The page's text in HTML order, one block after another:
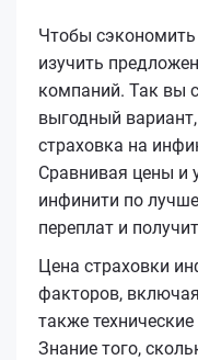
Чтобы
изучить
компаний. Так вы
выгодный
страховка на
Сравнивая цены и
инфинити по
переплат и
Цена страховки
факторов,
также
Знание того,